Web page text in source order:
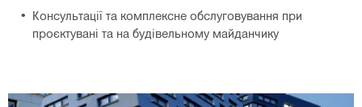
Консультації та комплексне обслуговування при
проєктувані та на будівельному майданчику